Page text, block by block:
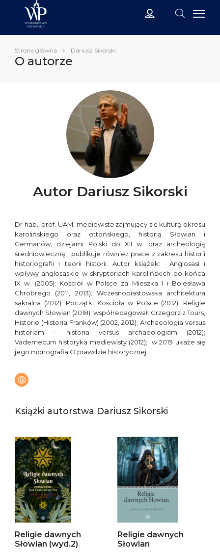
Strona główna Dariusz Sikorski
O autorze
Autor Dariusz Sikorski
Dr hab., prof. UAM, mediewista zajmujący się kulturą okresu
karolińskiego oraz ottońskiego, historią Słowian i
Germanów, dziejami Polski do XII w. oraz archeologią
średniowieczną, publikuje również prace z zakresu historii
historiografii i teorii historii. Autor książek: Anglosasi i
wpływy anglosaskie w skryptoriach karolińskich do końca
IX w. (2005); Kościół w Polsce za Mieszka I i Bolesława
Chrobrego (2011, 2013); Wczesnopiastowska architektura
sakralna (2012); Początki Kościoła w Polsce (2012); Religie
dawnych Słowian (2018); współredagował: Grzegorz z Tours,
Historie (Historia Franków) (2002, 2012); Archaeologia versus
historiam – historia versus archaeologiam (2012);
Vademecum historyka mediewisty (2012); w 2019 ukaże się
jego monografia O prawdzie historycznej.
Książki autorstwa Dariusz Sikorski
Religie dawnych
Słowian (wyd.2)
Religie dawnych
Słowian